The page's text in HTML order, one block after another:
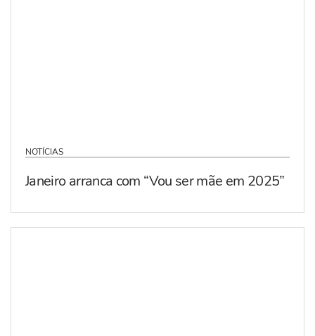
NOTÍCIAS
Janeiro arranca com “Vou ser mãe em 2025”